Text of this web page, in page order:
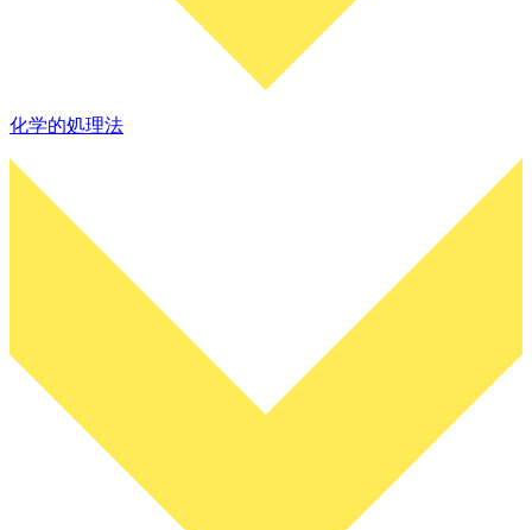
化学的処理法